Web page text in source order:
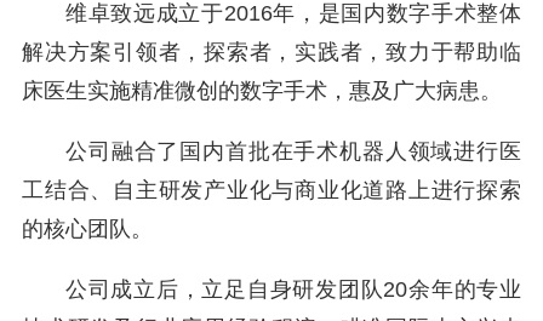
维卓致远成立于2016年，是国内数字手术整体
解决方案引领者，探索者，实践者，致力于帮助临
床医生实施精准微创的数字手术，惠及广大病患。
公司融合了国内首批在手术机器人领域进行医
工结合、自主研发产业化与商业化道路上进行探索
的核心团队。
公司成立后，立足自身研发团队20余年的专业